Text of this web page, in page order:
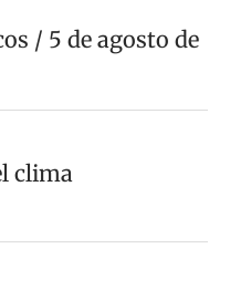
/ 5 de agosto de
clima